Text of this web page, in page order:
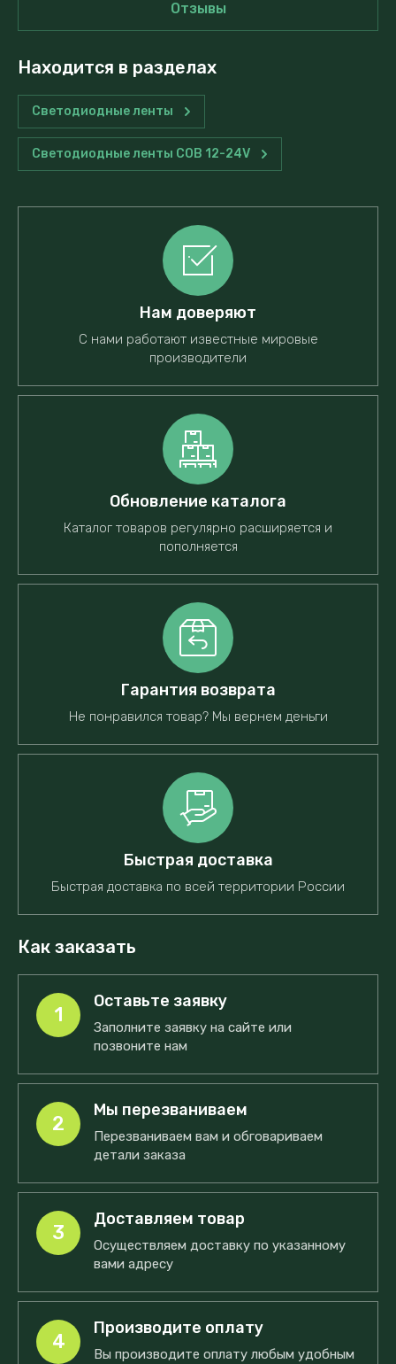
Отзывы
Находится в разделах
Светодиодные ленты
Светодиодные ленты COB 12-24V
Нам доверяют
С нами работают известные мировые
производители
Обновление каталога
Каталог товаров регулярно расширяется и
пополняется
Гарантия возврата
Не понравился товар? Мы вернем деньги
Быстрая доставка
Быстрая доставка по всей территории России
Как заказать
1
Оставьте заявку
Заполните заявку на сайте или
позвоните нам
2
Мы перезваниваем
Перезваниваем вам и обговариваем
детали заказа
3
Доставляем товар
Осуществляем доставку по указанному
вами адресу
4
Производите оплату
Вы производите оплату любым удобным